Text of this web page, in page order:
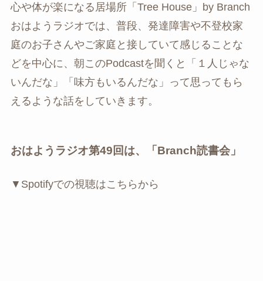
心や体が楽になる居場所「Tree House」by Branch
おはようラジオでは、普段、発達障害や不登校家
庭のお子さんやご家庭と接していて感じることな
どを中心に、朝このPodcastを聞くと「１人じゃな
いんだな」「味方もいるんだな」って思ってもら
えるような話をしていきます。
おはようラジオ第49回は、「Branch読書会」
▼Spotifyでの視聴はこちらから